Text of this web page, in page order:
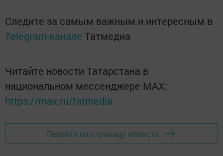
Следите за самым важным и интересным в
Telegram-канале Татмедиа
Читайте новости Татарстана в
национальном мессенджере MАХ:
https://max.ru/tatmedia
Перейти на страницу новости